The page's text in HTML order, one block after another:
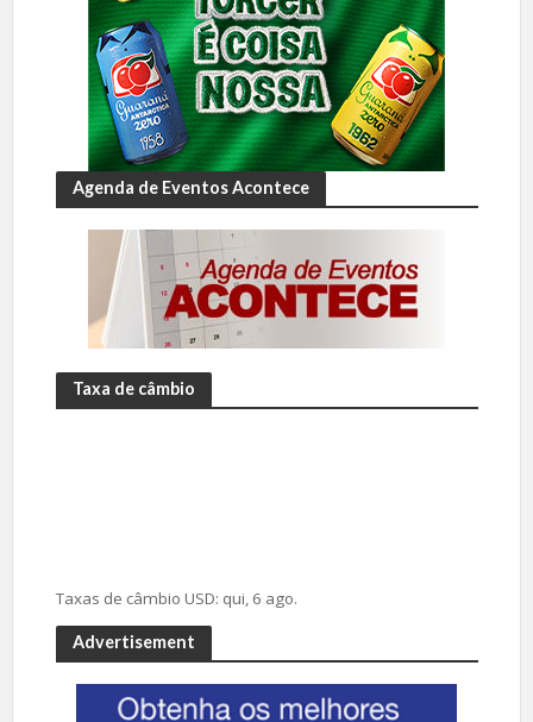
Agenda de Eventos Acontece
Taxa de câmbio
Taxas de câmbio USD: qui, 6 ago.
Advertisement